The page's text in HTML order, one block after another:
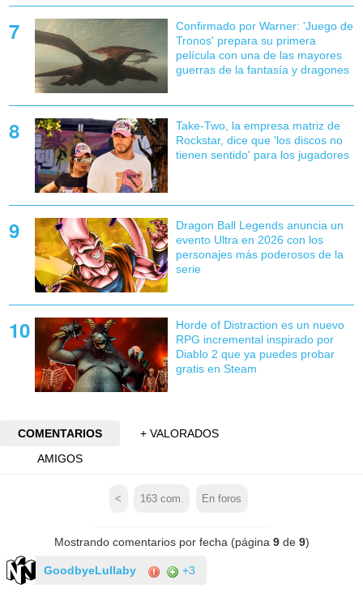
Confirmado por Warner: 'Juego de
Tronos' prepara su primera
película con una de las mayores
guerras de la fantasía y dragones
Take-Two, la empresa matriz de
Rockstar, dice que 'los discos no
tienen sentido' para los jugadores
Dragon Ball Legends anuncia un
evento Ultra en 2026 con los
personajes más poderosos de la
serie
Horde of Distraction es un nuevo
RPG incremental inspirado por
Diablo 2 que ya puedes probar
gratis en Steam
COMENTARIOS
+ VALORADOS
AMIGOS
< 163com. En foros
Mostrando comentarios por fecha (página 9de 9)
GoodbyeLullaby +3